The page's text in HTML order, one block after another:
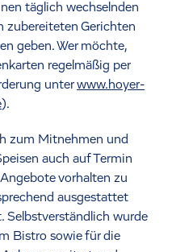
täglich wechselnden
zubereiteten Gerichten
geben. Wer möchte,
regelmäßig per
unterwww.hoyer-
).
zum Mitnehmen und
auch auf Termin
vorhalten zu
ausgestattet
Selbstverständlich wurde
Bistro sowie für die